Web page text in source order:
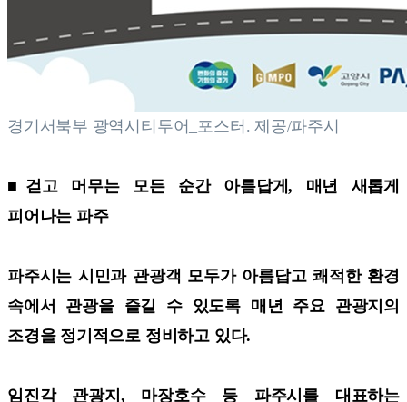
경기서북부 광역시티투어_포스터. 제공/파주시
■걷고 머무는 모든 순간 아름답게, 매년 새롭게
피어나는 파주
파주시는 시민과 관광객 모두가 아름답고 쾌적한 환경
속에서 관광을 즐길 수 있도록 매년 주요 관광지의
조경을 정기적으로 정비하고 있다.
임진각 관광지, 마장호수 등 파주시를 대표하는